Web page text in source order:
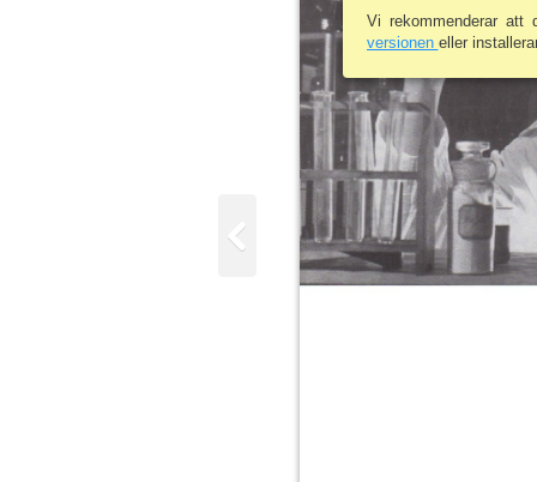
Vi rekommenderar
versionen eller